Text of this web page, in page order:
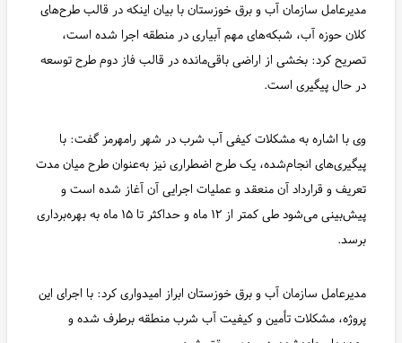
مدیرعامل سازمان آب و برق خوزستان با بیان اینکه در قالب طرح‌های
کلان حوزه آب، شبکه‌های مهم آبیاری در منطقه اجرا شده است،
تصریح کرد: بخشی از اراضی باقی‌مانده در قالب فاز دوم طرح توسعه
در حال پیگیری است.
وی با اشاره به مشکلات کیفی آب شرب در شهر رامهرمز گفت: با
پیگیری‌های انجام‌شده، یک طرح اضطراری نیز به‌عنوان طرح میان مدت
تعریف و قرارداد آن منعقد و عملیات اجرایی آن آغاز شده است و
پیش‌بینی می‌شود طی کمتر از ۱۲ ماه و حداکثر تا ۱۵ ماه به بهره‌برداری
برسد.
مدیرعامل سازمان آب و برق خوزستان ابراز امیدواری کرد: با اجرای این
پروژه‌، مشکلات تأمین و کیفیت آب شرب منطقه برطرف شده و